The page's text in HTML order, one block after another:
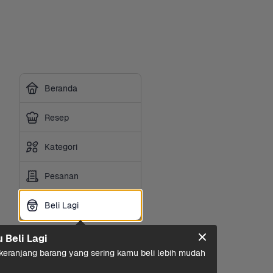
Beranda
Resep
Kategori
Pesanan
Beli Lagi
Beli Lagi
Beli Lagi
barang yang sering kamu beli lebih mudah